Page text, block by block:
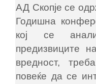
АД Скопје се
Годишна
кој се
предизвиците
вредност,
повеќе да се